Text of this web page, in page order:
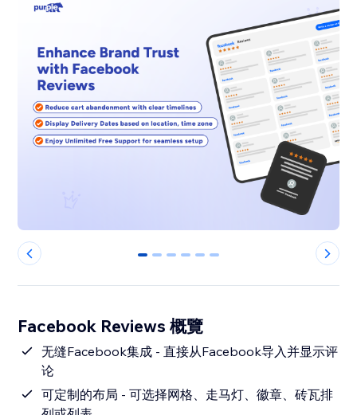
0 1 2 3 4 5
Facebook Reviews 概覽
无缝Facebook集成 - 直接从Facebook导入并显示评
论
可定制的布局 - 可选择网格、走马灯、徽章、砖瓦排